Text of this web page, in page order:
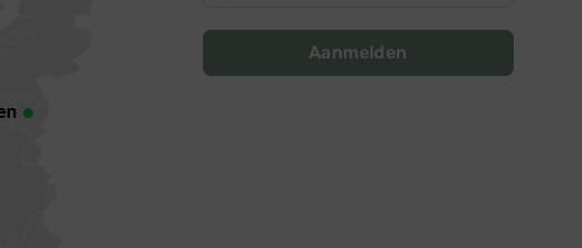
Aanmelden